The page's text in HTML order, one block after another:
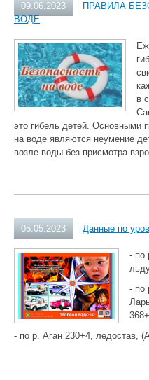
09.06.2023
ПРАВИЛА
ВОДЕ
в
это гибель детей. Основными
на воде являются неумение
возле воды без присмотра
05.05.2023 Данные по
- по
- по
- по р. Аган 230+4, ледостав,